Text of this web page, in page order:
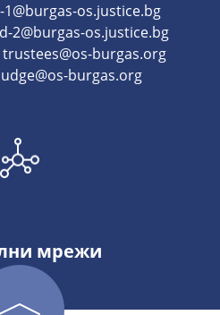
1@burgas-os.justice.bg
2@burgas-os.justice.bg
trustees@os-burgas.org
burgas.org
мрежи